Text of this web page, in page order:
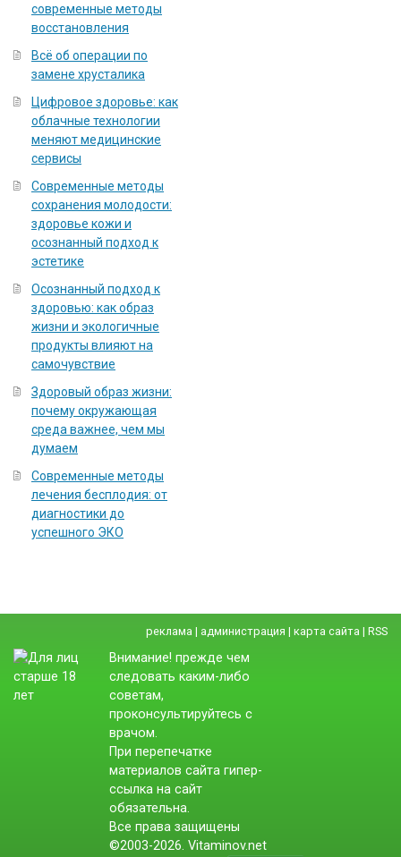
современные методы
восстановления
Всё об операции по
замене хрусталика
Цифровое здоровье: как
облачные технологии
меняют медицинские
сервисы
Современные методы
сохранения молодости:
здоровье кожи и
осознанный подход к
эстетике
Осознанный подход к
здоровью: как образ
жизни и экологичные
продукты влияют на
самочувствие
Здоровый образ жизни:
почему окружающая
среда важнее, чем мы
думаем
Современные методы
лечения бесплодия: от
диагностики до
успешного ЭКО
реклама | администрация | карта сайта | RSS
Внимание! прежде чем
следовать каким-либо
советам,
проконсультируйтесь с
врачом.
При перепечатке
материалов сайта гипер-
ссылка на сайт
обязательна.
Все права защищены
©2003-2026. Vitaminov.net